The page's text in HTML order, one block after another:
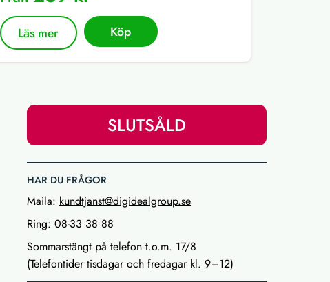
Läs mer Köp
SLUTSÅLD
HAR DU FRÅGOR
Maila: kundtjanst@digidealgroup.se
Ring: 08-33 38 88
Sommarstängt på telefon t.o.m. 17/8
(Telefontider tisdagar och fredagar kl. 9–12)